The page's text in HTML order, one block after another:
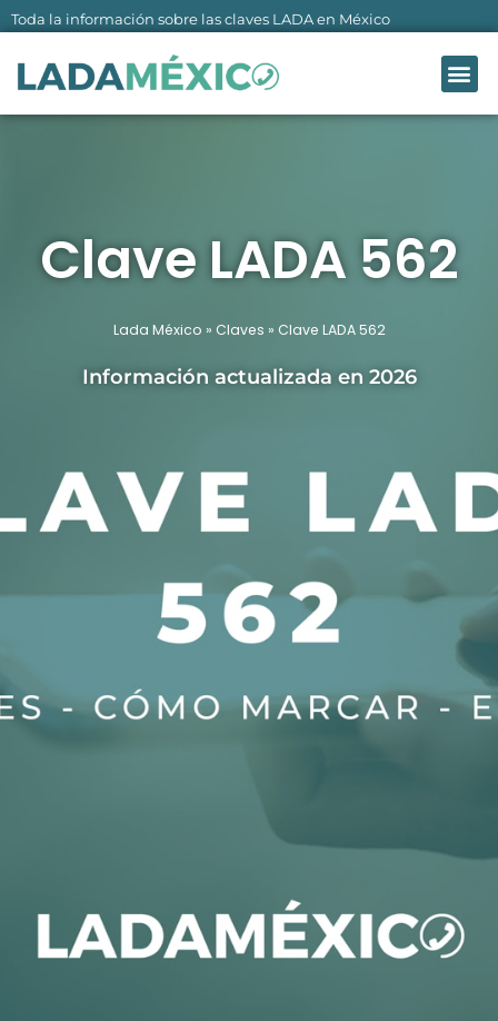
al
contenido
Toda la información sobre las claves LADA en México
Clave LADA 562
Lada México » Claves » Clave LADA 562
Información actualizada en 2026